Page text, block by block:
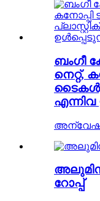
ബംഗീ
നെറ്റ്,
ടൈകൾ,
എന്നിവ
റോപ്പ്